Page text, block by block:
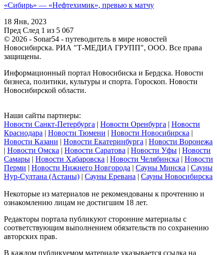
«Сибирь» — «Нефтехимик», превью к матчу
18 Янв, 2023
Пред След 1 из 5 067
© 2026 - Sonar54 - путеводитель в мире новостей
Новосибирска. РИА "Т-МЕДИА ГРУПП", ООО. Все права
защищены.
Информационный портал Новосибиска и Бердска. Новости
бизнеса, политики, культуры и спорта. Гороскоп. Новости
Новосибирской области.
Наши сайты партнеры:
Новости Санкт-Петербурга | Новости Оренбурга | Новости
Краснодара | Новости Тюмени | Новости Новосибирска |
Новости Казани | Новости Екатеринбурга | Новости Воронежа
| Новости Омска | Новости Саратова | Новости Уфы | Новости
Самары | Новости Хабаровска | Новости Челябинска | Новости
Перми | Новости Нижнего Новгорода | Сауны Минска | Сауны
Нур-Султана (Астаны) | Сауны Еревана | Сауны Новосибирска
Некоторые из материалов не рекомендованы к прочтению и
ознакомлению лицам не достигшим 18 лет.
Редакторы портала публикуют сторонние материалы с
соответствующим выполнением обязательств по сохранению
авторских прав.
В каждом публикуемом материале указывается ссылка на